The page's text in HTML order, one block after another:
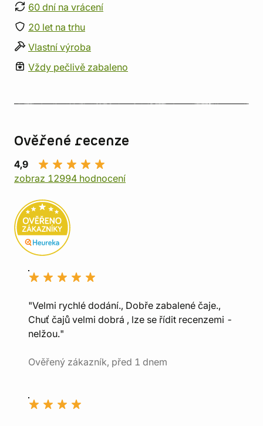
60 dní na vrácení
20 let na trhu
Vlastní výroba
Vždy pečlivě zabaleno
Ověřené recenze
4,9
zobraz 12994 hodnocení
"Velmi rychlé dodání., Dobře zabalené čaje.,
Chuť čajů velmi dobrá , lze se řídit recenzemi -
nelžou."
Ověřený zákazník, před 1 dnem